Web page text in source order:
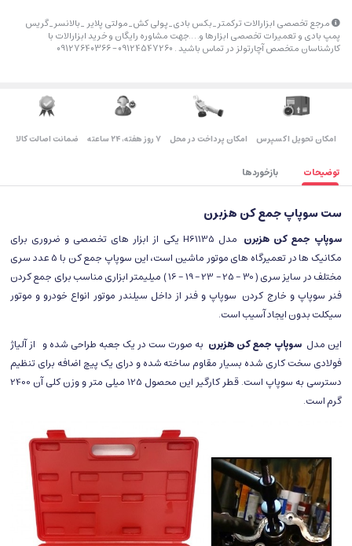
مرجع تخصصی ابزارالات ترکمتر_بکس بادی_پولی کش_مولتی پلایر _بالانسر_گریس
پمپ بادی و تعمیرات تخصصی ابزارها و….جهت مشاوره رایگان و خرید ابزارالات با
کارشناسان متخصص آچارتولز در تماس باشید . 09124547260 – 09127640366
اﻣﮑﺎن ﺗﺤﻮﯾﻞ اﮐﺴﭙﺮس امکان پرداخت در محل ۷ روز ﻫﻔﺘﻪ، ۲۴ ﺳﺎﻋﺘﻪ ضمانت اصالت کالا
توضیحات بازخوردها
ست سوپاپ جمع کن هزبرن
سوپاپ جمع کن هزبرن
مدل H61135 یکی از ابزار های تخصصی و ضروری برای
مکانیک ها در تعمیرگاه های موتور ماشین است، این سوپاپ جمع کن با 5 عدد سری
مختلف در سایز سری ( 30 – 25 – 23 – 19 – 16 ) میلیمتر ابزاری مناسب برای جمع کردن
فنر سوپاپ و خارج کردن سوپاپ و فنر از داخل سیلندر موتور انواع خودرو و موتور
سیکلت بدون ایجاد آسیب است.
این مدل سوپاپ جمع کن هزبرن به صورت ست در یک جعبه طراحی شده و از آلیاژ
فولادی سخت کاری شده بسیار مقاوم ساخته شده و درای یک پیچ اضافه برای تنظیم
دسترسی به سوپاپ است. قطر کارگیر این محصول 125 میلی متر و وزن کلی آن 2400
گرم است.